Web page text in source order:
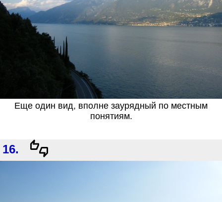
Еще один вид, вполне заурядный по местным
понятиям.
16.